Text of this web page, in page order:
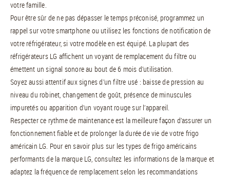
votre famille.
Pour être sûr de ne pas dépasser le temps préconisé, programmez un
rappel sur votre smartphone ou utilisez les fonctions de notification de
votre réfrigérateur, si votre modèle en est équipé. La plupart des
réfrigérateurs LG affichent un voyant de remplacement du filtre ou
émettent un signal sonore au bout de 6 mois d’utilisation.
Soyez aussi attentif aux signes d’un filtre usé : baisse de pression au
niveau du robinet, changement de goût, présence de minuscules
impuretés ou apparition d’un voyant rouge sur l’appareil.
Respecter ce rythme de maintenance est la meilleure façon d’assurer un
fonctionnement fiable et de prolonger la durée de vie de votre frigo
américain LG. Pour en savoir plus sur les types de frigo américains
performants de la marque LG, consultez les informations de la marque et
adaptez la fréquence de remplacement selon les recommandations